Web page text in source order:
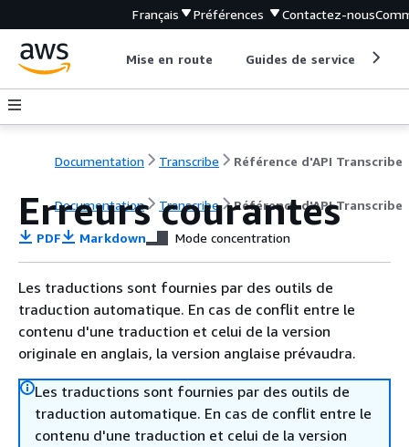
Français Préférences Contactez-nous
Mise en route Guides de service
Documentation Transcribe Référence d'API Transcribe
Documentation Transcribe Référence d'API Transcribe
Erreurs courantes
PDF Markdown Mode concentration
Les traductions sont fournies par des outils de
traduction automatique. En cas de conflit entre le
contenu d'une traduction et celui de la version
originale en anglais, la version anglaise prévaudra.
Les traductions sont fournies par des outils de
traduction automatique. En cas de conflit entre le
contenu d'une traduction et celui de la version